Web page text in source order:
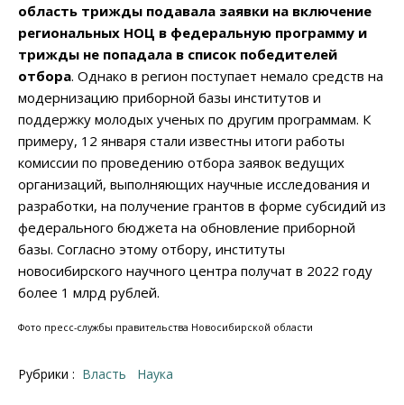
область трижды подавала заявки на включение
региональных НОЦ в федеральную программу и
трижды не попадала в список победителей
отбора. Однако в регион поступает немало средств на
модернизацию приборной базы институтов и
поддержку молодых ученых по другим программам. К
примеру, 12 января стали известны итоги работы
комиссии по проведению отбора заявок ведущих
организаций, выполняющих научные исследования и
разработки, на получение грантов в форме субсидий из
федерального бюджета на обновление приборной
базы. Согласно этому отбору, институты
новосибирского научного центра получат в 2022 году
более 1 млрд рублей.
Фото пресс-службы правительства Новосибирской области
Рубрики : Власть Наука